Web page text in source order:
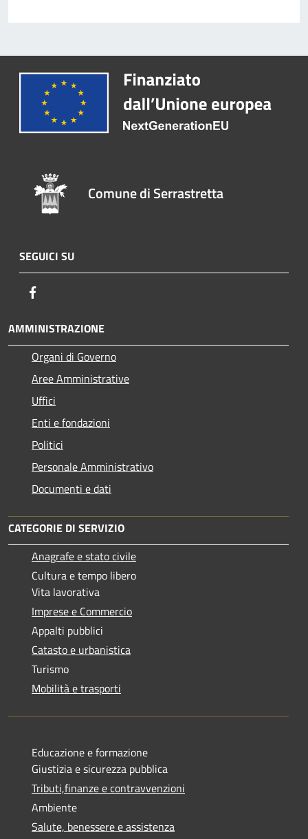
Comune di Serrastretta
SEGUICI SU
AMMINISTRAZIONE
Organi di Governo
Aree Amministrative
Uffici
Enti e fondazioni
Politici
Personale Amministrativo
Documenti e dati
CATEGORIE DI SERVIZIO
Anagrafe e stato civile
Cultura e tempo libero
Vita lavorativa
Imprese e Commercio
Appalti pubblici
Catasto e urbanistica
Turismo
Mobilità e trasporti
Educazione e formazione
Giustizia e sicurezza pubblica
Tributi,finanze e contravvenzioni
Ambiente
Salute, benessere e assistenza